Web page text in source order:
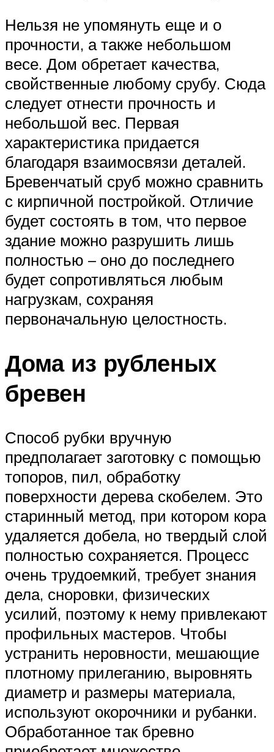
Нельзя не упомянуть еще и о
прочности, а также небольшом
весе. Дом обретает качества,
свойственные любому срубу. Сюда
следует отнести прочность и
небольшой вес. Первая
характеристика придается
благодаря взаимосвязи деталей.
Бревенчатый сруб можно сравнить
с кирпичной постройкой. Отличие
будет состоять в том, что первое
здание можно разрушить лишь
полностью – оно до последнего
будет сопротивляться любым
нагрузкам, сохраняя
первоначальную целостность.
Дома из рубленых
бревен
Способ рубки вручную
предполагает заготовку с помощью
топоров, пил, обработку
поверхности дерева скобелем. Это
старинный метод, при котором кора
удаляется добела, но твердый слой
полностью сохраняется. Процесс
очень трудоемкий, требует знания
дела, сноровки, физических
усилий, поэтому к нему привлекают
профильных мастеров. Чтобы
устранить неровности, мешающие
плотному прилеганию, выровнять
диаметр и размеры материала,
используют окорочники и рубанки.
Обработанное так бревно